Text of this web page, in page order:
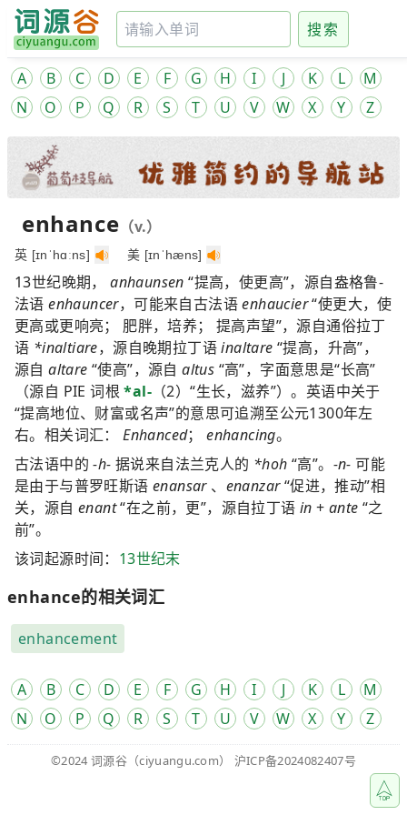
搜索
A B C D E F G H I J K L
M
N
O P Q R S T U V W X Y Z
enhance （v.）
英 [ɪnˈhɑːns] 美 [ɪnˈhæns]
13世纪晚期，anhaunsen “提高，使更高”，源自盎格鲁-
法语enhauncer，可能来自古法语enhaucier“使更大，使
更高或更响亮； 肥胖，培养； 提高声望”，源自通俗拉丁
语 *inaltiare，源自晚期拉丁语inaltare “提高，升高”，
源自altare “使高”，源自altus “高”，字面意思是“长高”
（源自 PIE 词根*al- （2）“生长，滋养”）。英语中关于
“提高地位、财富或名声”的意思可追溯至公元1300年左
右。相关词汇：Enhanced；enhancing。
古法语中的-h- 据说来自法兰克人的 *hoh “高”。 -n- 可能
是由于与普罗旺斯语 enansar、 enanzar“促进，推动”相
关，源自 enant“在之前，更”，源自拉丁语 in +ante “之
前”。
该词起源时间： 13世纪末
enhance的相关词汇
enhancement
A B C D E F G H I J K L
M
N
O P Q R S T U V W X Y Z
©2024 词源谷 （ciyuangu.com） 沪ICP备2024082407号